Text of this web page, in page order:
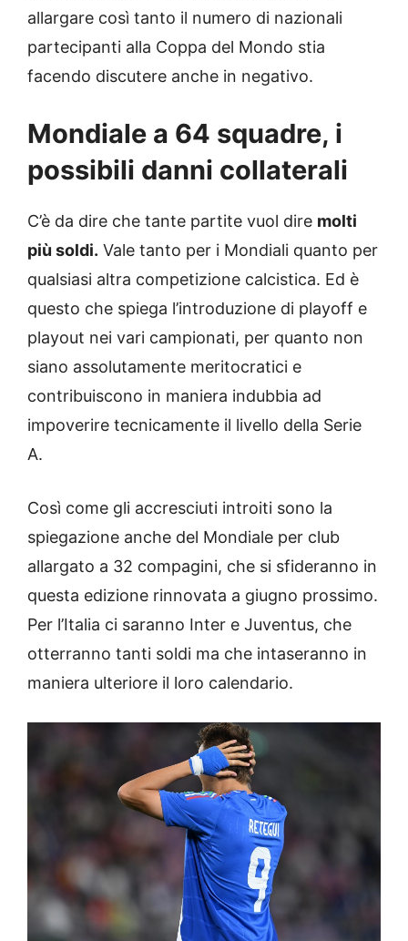
allargare così tanto il numero di nazionali
partecipanti alla Coppa del Mondo stia
facendo discutere anche in negativo.
Mondiale a 64 squadre, i
possibili danni collaterali
C’è da dire che tante partite vuol dire molti
più soldi. Vale tanto per i Mondiali quanto per
qualsiasi altra competizione calcistica. Ed è
questo che spiega l’introduzione di playoff e
playout nei vari campionati, per quanto non
siano assolutamente meritocratici e
contribuiscono in maniera indubbia ad
impoverire tecnicamente il livello della Serie
A.
Così come gli accresciuti introiti sono la
spiegazione anche del Mondiale per club
allargato a 32 compagini, che si sfideranno in
questa edizione rinnovata a giugno prossimo.
Per l’Italia ci saranno Inter e Juventus, che
otterranno tanti soldi ma che intaseranno in
maniera ulteriore il loro calendario.